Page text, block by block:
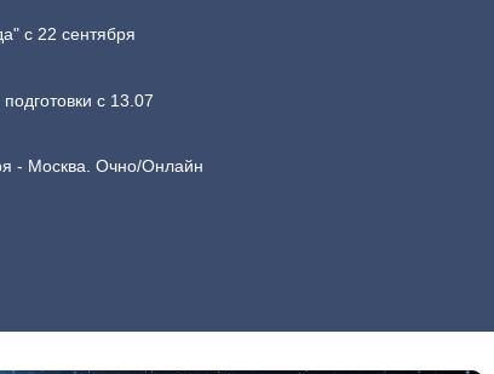
с 22 сентября
с 13.07
- Москва. Очно/Онлайн